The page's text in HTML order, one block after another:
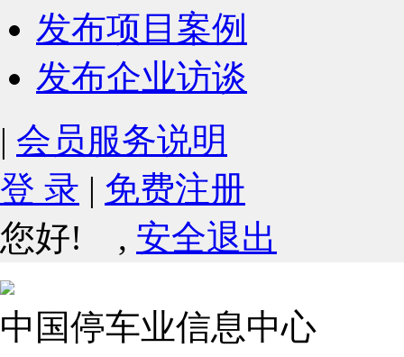
发布项目案例
发布企业访谈
| 会员服务说明
登 录 | 免费注册
您好!
, 安全退出
中国停车业信息中心